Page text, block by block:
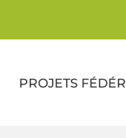
PROJETS